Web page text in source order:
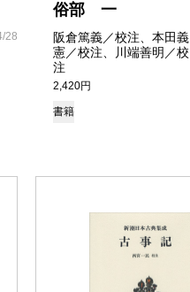
28
俗部 一
阪倉篤義／校注、本田義
憲／校注、川端善明／校
注
2,420円
書籍